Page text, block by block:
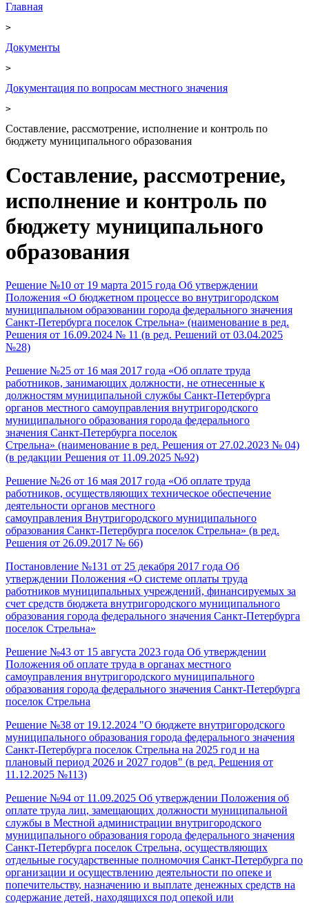
Главная
>
Документы
>
Документация по вопросам местного значения
>
Составление, рассмотрение, исполнение и контроль по
бюджету муниципального образования
Составление, рассмотрение,
исполнение и контроль по
бюджету муниципального
образования
Решение №10 от 19 марта 2015 года Об утверждении
Положения «О бюджетном процессе во внутригородском
муниципальном образовании города федерального значения
Санкт-Петербурга поселок Стрельна» (наименование в ред.
Решения от 16.09.2024 № 11 (в ред. Решений от 03.04.2025
№28)
Решение №25 от 16 мая 2017 года «Об оплате труда
работников, занимающих должности, не отнесенные к
должностям муниципальной службы Санкт-Петербурга
органов местного самоуправления внутригородского
муниципального образования города федерального
значения Санкт-Петербурга поселок
Стрельна» (наименование в ред. Решения от 27.02.2023 № 04)
(в редакции Решения от 11.09.2025 №92)
Решение №26 от 16 мая 2017 года «Об оплате труда
работников, осуществляющих техническое обеспечение
деятельности органов местного
самоуправления Внутригородского муниципального
образования Санкт-Петербурга поселок Стрельна» (в ред.
Решения от 26.09.2017 № 66)
Постановление №131 от 25 декабря 2017 года Об
утверждении Положения «О системе оплаты труда
работников муниципальных учреждений, финансируемых за
счет средств бюджета внутригородского муниципального
образования города федерального значения Санкт-Петербурга
поселок Стрельна»
Решение №43 от 15 августа 2023 года Об утверждении
Положения об оплате труда в органах местного
самоуправления внутригородского муниципального
образования города федерального значения Санкт-Петербурга
поселок Стрельна
Решение №38 от 19.12.2024 "О бюджете внутригородского
муниципального образования города федерального значения
Санкт-Петербурга поселок Стрельна на 2025 год и на
плановый период 2026 и 2027 годов" (в ред. Решения от
11.12.2025 №113)
Решение №94 от 11.09.2025 Об утверждении Положения об
оплате труда лиц, замещающих должности муниципальной
службы в Местной администрации внутригородского
муниципального образования города федерального значения
Санкт-Петербурга поселок Стрельна, осуществляющих
отдельные государственные полномочия Санкт-Петербурга по
организации и осуществлению деятельности по опеке и
попечительству, назначению и выплате денежных средств на
содержание детей, находящихся под опекой или